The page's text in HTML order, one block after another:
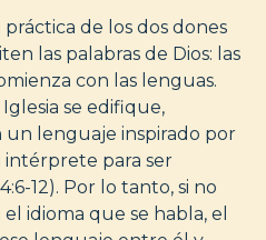
de los dos dones
las palabras de Dios: las
con las lenguas.
se edifique,
lenguaje inspirado por
para ser
12). Por lo tanto, si no
idioma que se habla, el